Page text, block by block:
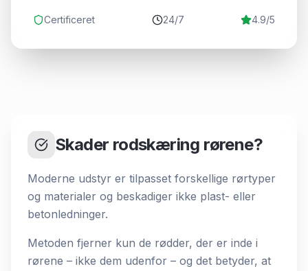
Certificeret 24/7 4.9/5
Skader rodskæring rørene?
Moderne udstyr er tilpasset forskellige rørtyper
og materialer og beskadiger ikke plast- eller
betonledninger.
Metoden fjerner kun de rødder, der er inde i
rørene – ikke dem udenfor – og det betyder, at